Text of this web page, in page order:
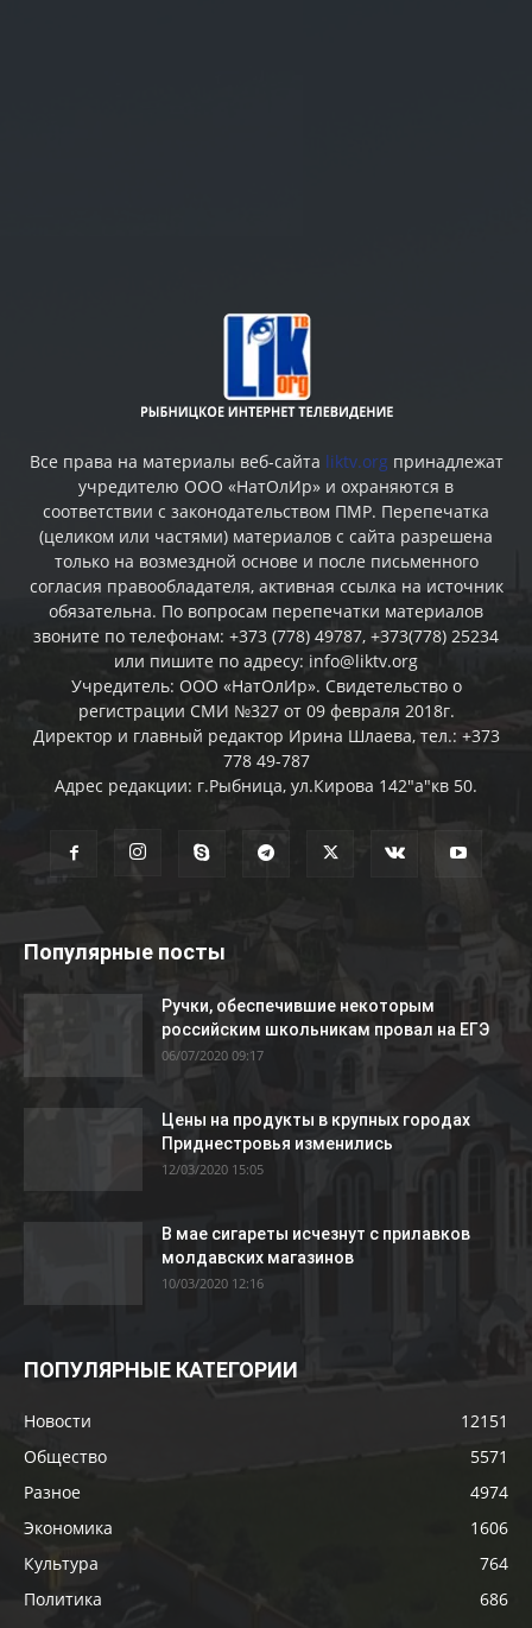
Все права на материалы веб-сайта liktv.org принадлежат
учредителю ООО «НатОлИр» и охраняются в
соответствии с законодательством ПМР. Перепечатка
(целиком или частями) материалов c сайта разрешена
только на возмездной основе и после письменного
согласия правообладателя, активная ссылка на источник
обязательна. По вопросам перепечатки материалов
звоните по телефонам: +373 (778) 49787, +373(778) 25234
или пишите по адресу: info@liktv.org
Учредитель: ООО «НатОлИр». Свидетельство о
регистрации СМИ №327 от 09 февраля 2018г.
Директор и главный редактор Ирина Шлаева, тел.: +373
778 49-787
Адрес редакции: г.Рыбница, ул.Кирова 142"а"кв 50.
Популярные посты
Ручки, обеспечившие некоторым
российским школьникам провал на ЕГЭ
06/07/2020 09:17
Цены на продукты в крупных городах
Приднестровья изменились
12/03/2020 15:05
В мае сигареты исчезнут с прилавков
молдавских магазинов
10/03/2020 12:16
ПОПУЛЯРНЫЕ КАТЕГОРИИ
Новости
12151
Общество
5571
Разное
4974
Экономика
1606
Культура
764
Политика
686